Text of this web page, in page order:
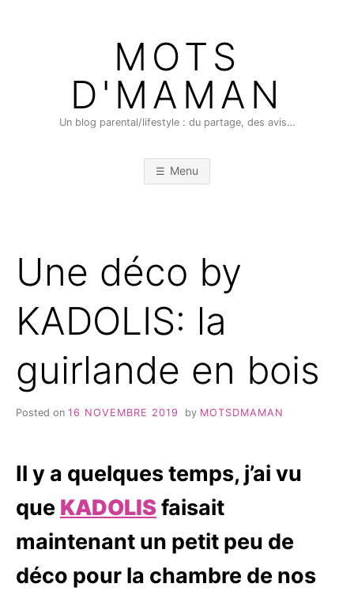
MOTS
D'MAMAN
Un blog parental/lifestyle : du partage, des avis…
Menu
Une déco by
KADOLIS: la
guirlande en bois
Posted on 16 NOVEMBRE 2019 by MOTSDMAMAN
Il y a quelques temps, j’ai vu
que KADOLISfaisait
maintenant un petit peu de
déco pour la chambre de nos